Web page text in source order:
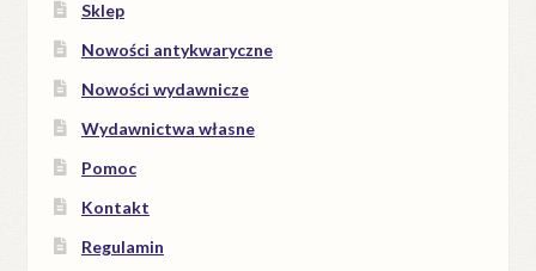
Sklep
Nowości antykwaryczne
Nowości wydawnicze
Wydawnictwa własne
Pomoc
Kontakt
Regulamin